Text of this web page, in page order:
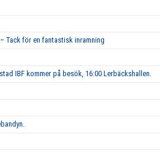
Tack för en fantastisk inramning
IBF kommer på besök, 16:00 Lerbäckshallen.